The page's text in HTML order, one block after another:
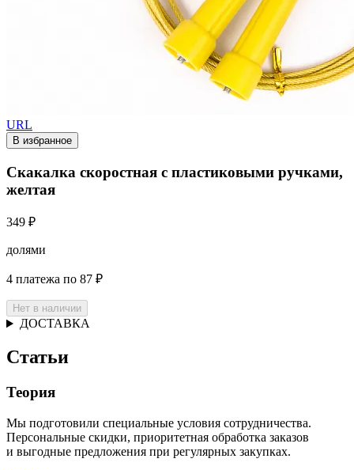
URL
В избранное
Скакалка скоростная с пластиковыми ручками,
желтая
349 ₽
долями
4 платежа по 87 ₽
Нет в наличии
ДОСТАВКА
Статьи
Теория
Мы подготовили специальные условия сотрудничества.
Персональные скидки, приоритетная обработка заказов
и выгодные предложения при регулярных закупках.